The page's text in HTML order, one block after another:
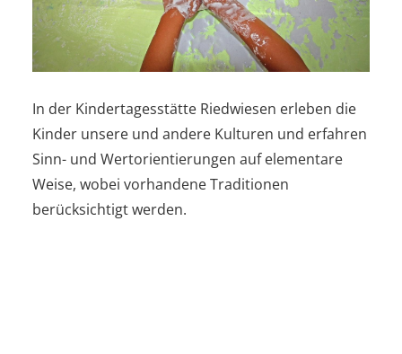
In der Kindertagesstätte Riedwiesen erleben die
Kinder unsere und andere Kulturen und erfahren
Sinn- und Wertorientierungen auf elementare
Weise, wobei vorhandene Traditionen
berücksichtigt werden.